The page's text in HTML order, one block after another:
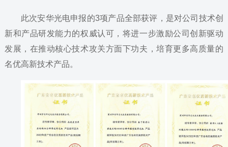
此次安华光电申报的3项产品全部获评，是对公司技术创
新和产品研发能力的权威认可，将进一步激励公司创新驱动
发展，在推动核心技术攻关方面下功夫，培育更多高质量的
名优高新技术产品。